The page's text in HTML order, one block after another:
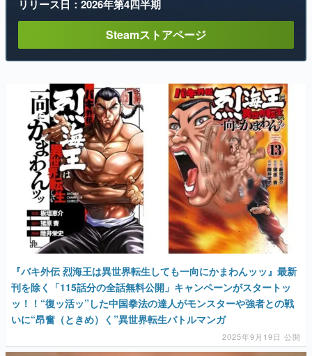
リリース日：2026年第4四半期
Steamストアページ
『バキ外伝 烈海王は異世界転生しても一向にかまわんッッ』最新
刊を除く「115話分の全話無料公開」キャンペーンがスタートッ
ッ！！“復ッ活ッ”した中国拳法の達人がモンスターや強者との戦
いに“昂奮（ときめ）く”異世界転生バトルマンガ
2025年9月19日 公開